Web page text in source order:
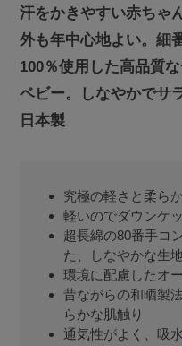
汗をかきやすい赤ちゃ
外も年中心地よい。細
100％使用した高品質
ベビー。しなやかでサ
日本製
究極の軽さと柔ら
軽いのでダウンケ
超長綿の80番手コ
た、しなやかな生
環境に配慮したオ
昔ながらの和晒製
らかな肌触り
通気性がよく、吸